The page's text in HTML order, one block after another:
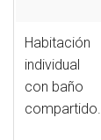
Habitación
individual
con baño
compartido.